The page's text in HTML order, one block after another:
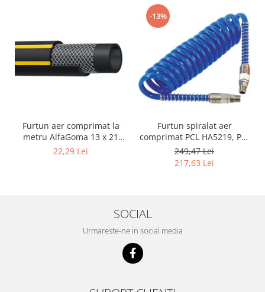
Furtun aer comprimat la
metru AlfaGoma 13 x 21
mm, 20 bar, rezistent la
22,29 Lei
-13%
Furtun spiralat aer
comprimat PCL HA5219, PU,
8 x 12 mm, 10 m, filet 1/4"
BSP
249,47 Lei
217,63 Lei
SOCIAL
Urmareste-ne in social media